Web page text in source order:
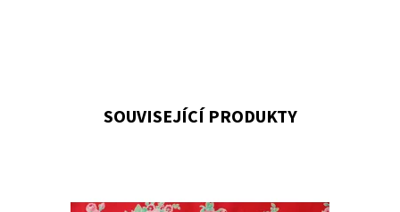
SOUVISEJÍCÍ PRODUKTY